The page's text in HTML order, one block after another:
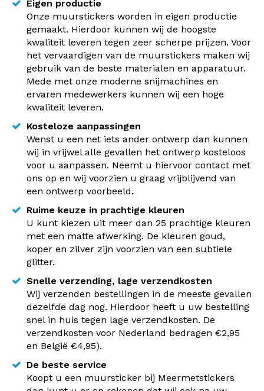
Eigen productie
Onze muurstickers worden in eigen productie
gemaakt. Hierdoor kunnen wij de hoogste
kwaliteit leveren tegen zeer scherpe prijzen. Voor
het vervaardigen van de muurstickers maken wij
gebruik van de beste materialen en apparatuur.
Mede met onze moderne snijmachines en
ervaren medewerkers kunnen wij een hoge
kwaliteit leveren.
Kosteloze aanpassingen
Wenst u een net iets ander ontwerp dan kunnen
wij in vrijwel alle gevallen het ontwerp kosteloos
voor u aanpassen. Neemt u hiervoor contact met
ons op en wij voorzien u graag vrijblijvend van
een ontwerp voorbeeld.
Ruime keuze in prachtige kleuren
U kunt kiezen uit meer dan 25 prachtige kleuren
met een matte afwerking. De kleuren goud,
koper en zilver zijn voorzien van een subtiele
glitter.
Snelle verzending, lage verzendkosten
Wij verzenden bestellingen in de meeste gevallen
dezelfde dag nog. Hierdoor heeft u uw bestelling
snel in huis tegen lage verzendkosten. De
verzendkosten voor Nederland bedragen €2,95
en België €4,95).
De beste service
Koopt u een muursticker bij Meermetstickers